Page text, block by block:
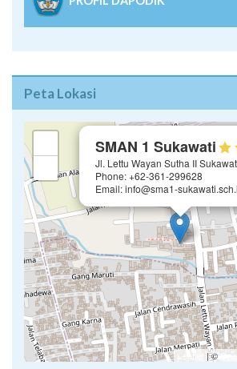
PROFIL DAPODIK
Peta Lokasi
SMAN 1 Sukawati
Jl. Lettu Wayan Sutha II
Phone: +62-361-299628
Email: info@sma1-
Leaflet | ©